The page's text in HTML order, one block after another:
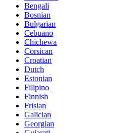
Bengali
Bosnian
Bulgarian
Cebuano
Chichewa
Corsican
Croatian
Dutch
Estonian
Filipino
Finnish
Frisian
Galician
Georgian